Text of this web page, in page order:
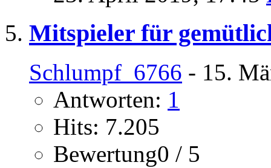
Mitspieler für
Schlumpf_6766 - 15.
Antworten: 1
Hits: 7.205
Bewertung0 / 5